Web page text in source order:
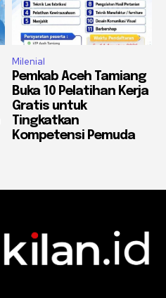
Milenial
Pemkab Aceh Tamiang
Buka 10 Pelatihan Kerja
Gratis untuk
Tingkatkan
Kompetensi Pemuda